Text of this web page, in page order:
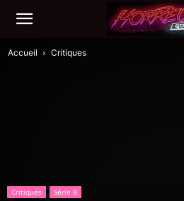
Accueil Critiques
Critiques Série B